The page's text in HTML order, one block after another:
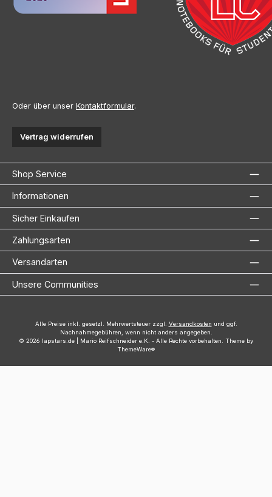
Oder über unser Kontaktformular.
Vertrag widerrufen
Shop Service
Informationen
Sicher Einkaufen
Zahlungsarten
Versandarten
Unsere Communities
Alle Preise inkl. gesetzl. Mehrwertsteuer zzgl. Versandkosten und ggf.
Nachnahmegebühren, wenn nicht anders angegeben.
© 2026 lapstars.de | Mario Reifschneider e.K. - Alle Rechte vorbehalten. Theme by
ThemeWare®